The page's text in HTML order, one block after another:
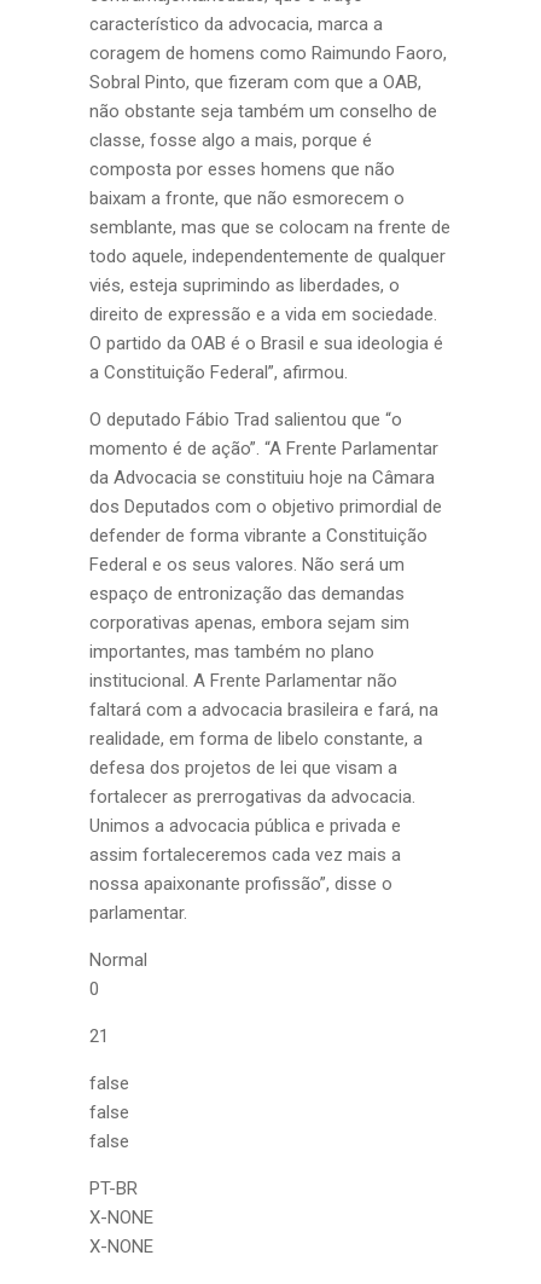
característico da advocacia, marca a
coragem de homens como Raimundo Faoro,
Sobral Pinto, que fizeram com que a OAB,
não obstante seja também um conselho de
classe, fosse algo a mais, porque é
composta por esses homens que não
baixam a fronte, que não esmorecem o
semblante, mas que se colocam na frente de
todo aquele, independentemente de qualquer
viés, esteja suprimindo as liberdades, o
direito de expressão e a vida em sociedade.
O partido da OAB é o Brasil e sua ideologia é
a Constituição Federal”, afirmou.
O deputado Fábio Trad salientou que “o
momento é de ação”. “A Frente Parlamentar
da Advocacia se constituiu hoje na Câmara
dos Deputados com o objetivo primordial de
defender de forma vibrante a Constituição
Federal e os seus valores. Não será um
espaço de entronização das demandas
corporativas apenas, embora sejam sim
importantes, mas também no plano
institucional. A Frente Parlamentar não
faltará com a advocacia brasileira e fará, na
realidade, em forma de libelo constante, a
defesa dos projetos de lei que visam a
fortalecer as prerrogativas da advocacia.
Unimos a advocacia pública e privada e
assim fortaleceremos cada vez mais a
nossa apaixonante profissão”, disse o
parlamentar.
Normal
0
21
false
false
false
PT-BR
X-NONE
X-NONE